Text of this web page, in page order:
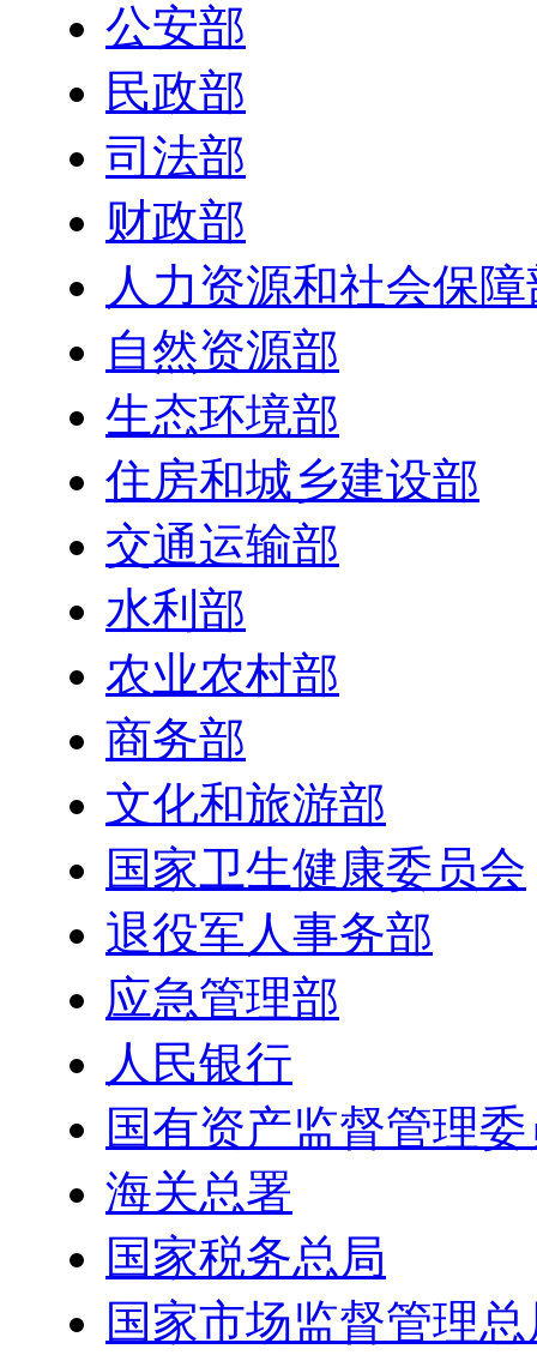
公安部
民政部
司法部
财政部
人力资源和社会保
自然资源部
生态环境部
住房和城乡建设部
交通运输部
水利部
农业农村部
商务部
文化和旅游部
国家卫生健康委员会
退役军人事务部
应急管理部
人民银行
国有资产监督管理
海关总署
国家税务总局
国家市场监督管理